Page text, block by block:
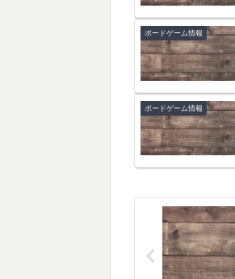
ボードゲーム情報
ボードゲーム情報